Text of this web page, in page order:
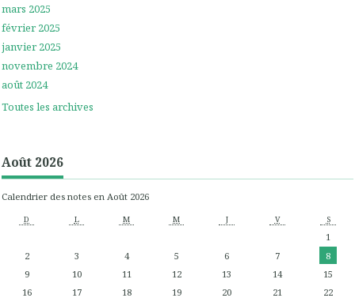
mars 2025
février 2025
janvier 2025
novembre 2024
août 2024
Toutes les archives
Août 2026
Calendrier des notes en Août 2026
D L M M J V S
1
2
3 4 5 6 7
8
9
10 11 12 13 14
15
16
17 18 19 20 21
22